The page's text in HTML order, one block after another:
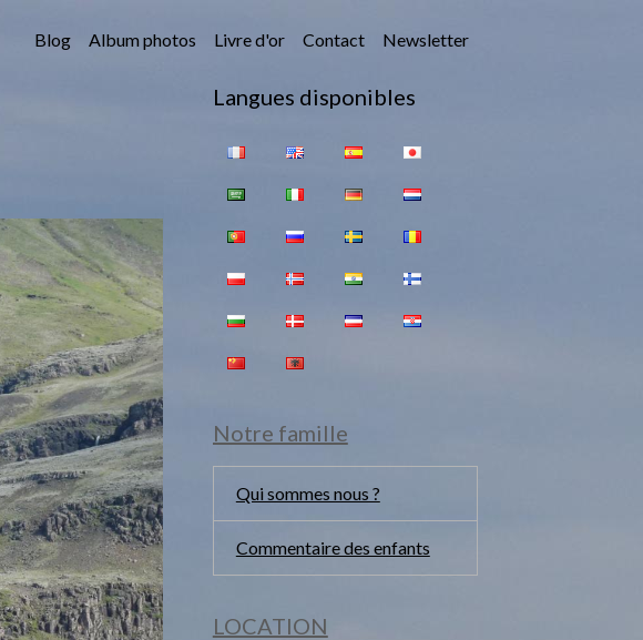
Blog Album photos Livre d'or Contact Newsletter
Langues disponibles
Notre famille
Qui sommes nous ?
Commentaire des enfants
LOCATION